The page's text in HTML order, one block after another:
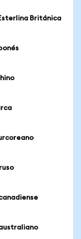
Británica